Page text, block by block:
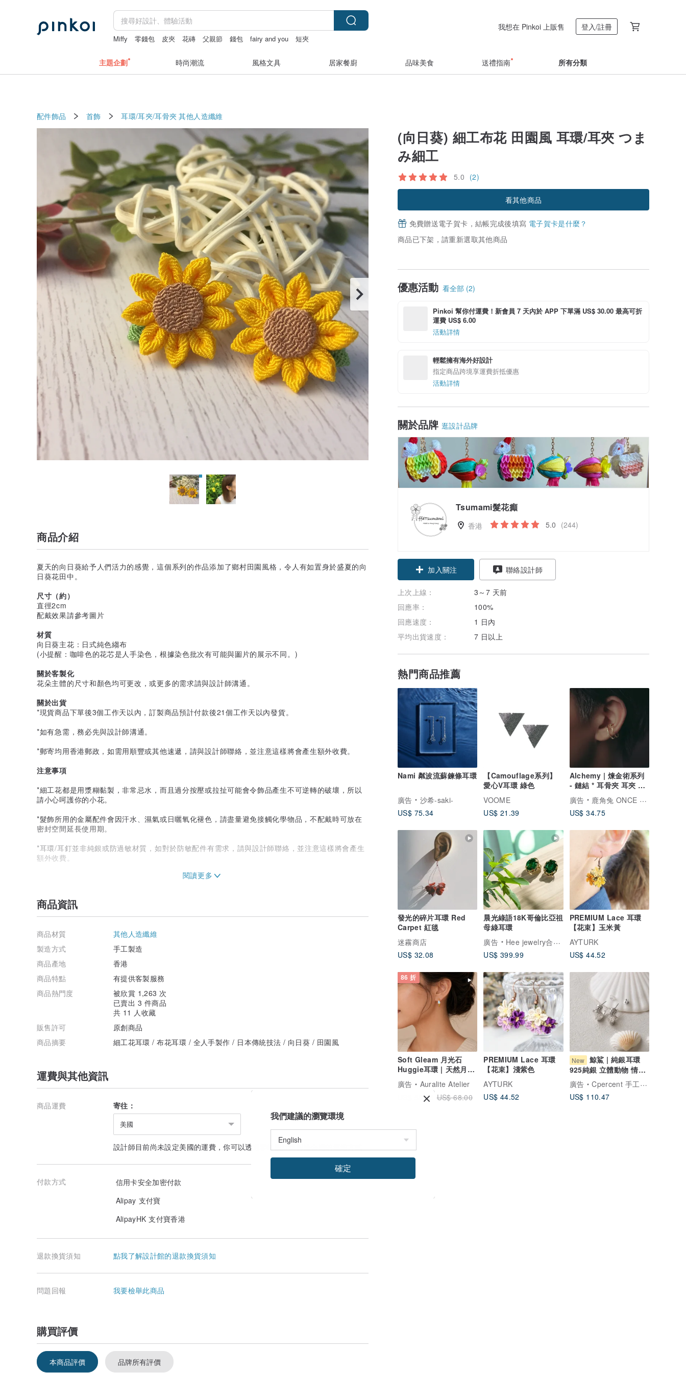
Miffy 零錢包 皮夾 花磚 父親節 錢包 fairy and you 短夾
我想在 Pinkoi 上販售 登入/註冊
主題企劃 時尚潮流 風格文具 居家餐廚 品味美食 送禮指南 所有分類
配件飾品 首飾 耳環/耳夾/耳骨夾 其他人造纖維
(向日葵) 細工布花 田園風 耳環/耳夾 つま
み細工
5.0 (2)
看其他商品
免費贈送電子賀卡，結帳完成後填寫 電子賀卡是什麼？
商品已下架，請重新選取其他商品
優惠活動 看全部 (2)
Pinkoi 幫你付運費！新會員 7 天內於 APP 下單滿 US$ 30.00 最高可折
運費 US$ 6.00
活動詳情
輕鬆擁有海外好設計
指定商品跨境享運費折抵優惠
活動詳情
關於品牌 逛設計品牌
Tsumami髮花癲
香港 5.0 (244)
加入關注 聯絡設計師
上次上線：
3～7 天前
回應率：
100%
回應速度：
1 日內
平均出貨速度：
7 日以上
熱門商品推薦
Nami 粼波流蘇鍊條耳環
廣告
沙希-saki-
US$ 75.34
【Camouflage系列】
愛心V耳環 綠色
VOOME
US$ 21.39
Alchemy | 煉金術系列
- 鏈結 * 耳骨夾 耳夾 耳
夾
廣告
鹿角兔 ONCE UPON A TIME
US$ 34.75
發光的碎片耳環 Red
Carpet 紅毯
迷霧商店
US$ 32.08
晨光綠語18K哥倫比亞祖
母綠耳環
廣告
Hee jewelry合一輕珠寶
US$ 399.99
PREMIUM Lace 耳環
【花束】玉米黃
AYTURK
US$ 44.52
86 折
Soft Gleam 月光石
Huggie耳環 | 天然月光
石 925銀鍍金小圈耳環
廣告
Auralite Atelier
US$ 58.48
US$ 68.00
PREMIUM Lace 耳環
【花束】淺紫色
AYTURK
US$ 44.52
New 鯨鯊 | 純銀耳環
925純銀 立體動物 情人
禮物 聖誕禮物
廣告
Cpercent 手工飾品
US$ 110.47
商品介紹
夏天的向日葵給予人們活力的感覺，這個系列的作品添加了鄉村田園風格，令人有如置身於盛夏的向
日葵花田中。
尺寸（約）
直徑2cm
配戴效果請參考圖片
材質
向日葵主花：日式純色縐布
(小提醒：咖啡色的花芯是人手染色，根據染色批次有可能與圗片的展示不同。)
關於客製化
花朵主體的尺寸和顏色均可更改，或更多的需求請與設計師溝通。
關於出貨
*現貨商品下單後3個工作天以內，訂製商品預計付款後21個工作天以內發貨。
*如有急需，務必先與設計師溝通。
*郵寄均用香港郵政，如需用順豐或其他速遞，請與設計師聯絡，並注意這樣將會產生額外收費。
注意事項
*細工花都是用漿糊黏製，非常忌水，而且過分按壓或拉扯可能會令飾品產生不可逆轉的破壞，所以
請小心呵護你的小花。
*髮飾所用的金屬配件會因汗水、濕氣或日曬氧化褪色，請盡量避免接觸化學物品，不配戴時可放在
密封空間延長使用期。
*耳環/耳釘並非純銀或防過敏材質，如對於防敏配件有需求，請與設計師聯絡，並注意這樣將會產生
額外收費。
*網上照片會因應拍攝時的燈光、擺位，或用家的屏幕顯示器不同而有色差。
一樣，可以說是獨一無二。
以說是獨一無二。
*相片中如使用了擺件公仔，必為日本品牌Decole出品，是非賣品。
*除商品受損及發錯商品，恕不接受其他退貨理由（例如人為損壞或商品不合乎想像預期等）
*如有任何疑問，歡迎向設計師查詢^ ^
最後，每個作品都是店主從無到有製作而成，花費很多心機，對店主來說都像孩子一樣，希望大家可
以珍惜使用，就算配件壞了都可以當裝飾品欣賞😊
商品資訊
商品材質
其他人造纖維
製造方式
手工製造
商品產地
香港
商品特點
有提供客製服務
商品熱門度
被欣賞 1,263 次
已賣出 3 件商品
共 11 人收藏
販售許可
原創商品
商品摘要
細工花耳環 / 布花耳環 / 全人手製作 / 日本傳統技法 / 向日葵 / 田園風
運費與其他資訊
商品運費 寄往：
美國
設計師目前尚未設定美國的運費，你可以透過 聯絡設計師
付款方式
信用卡安全加密付款
Alipay 支付寶
AlipayHK 支付寶香港
退款換貨須知 點我了解設計館的退款換貨須知
問題回報 我要檢舉此商品
購買評價
本商品評價 品牌所有評價
我們建議的瀏覽環境
確定